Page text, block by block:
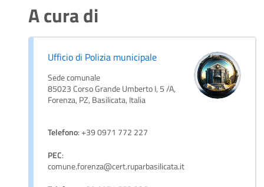
A cura di
Ufficio di Polizia municipale
Sede comunale
85023 Corso Grande Umberto I, 5 /A,
Forenza, PZ, Basilicata, Italia
Telefono: +39 0971 772 227
PEC:
comune.forenza@cert.ruparbasilicata.it